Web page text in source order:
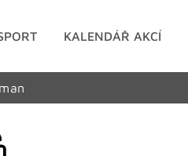
KALENDÁŘ AKCÍ